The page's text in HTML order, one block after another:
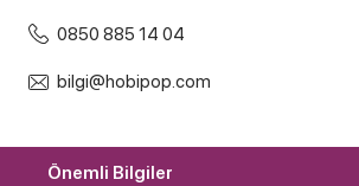
0850 885 14 04
bilgi@hobipop.com
Önemli Bilgiler